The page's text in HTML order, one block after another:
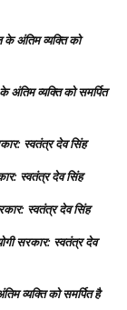
के अंतिम व्यक्ति को
अंतिम व्यक्ति को समर्पित
स्वतंत्र देव सिंह
स्वतंत्र देव सिंह
स्वतंत्र देव सिंह
सरकार: स्वतंत्र देव
व्यक्ति को समर्पित है